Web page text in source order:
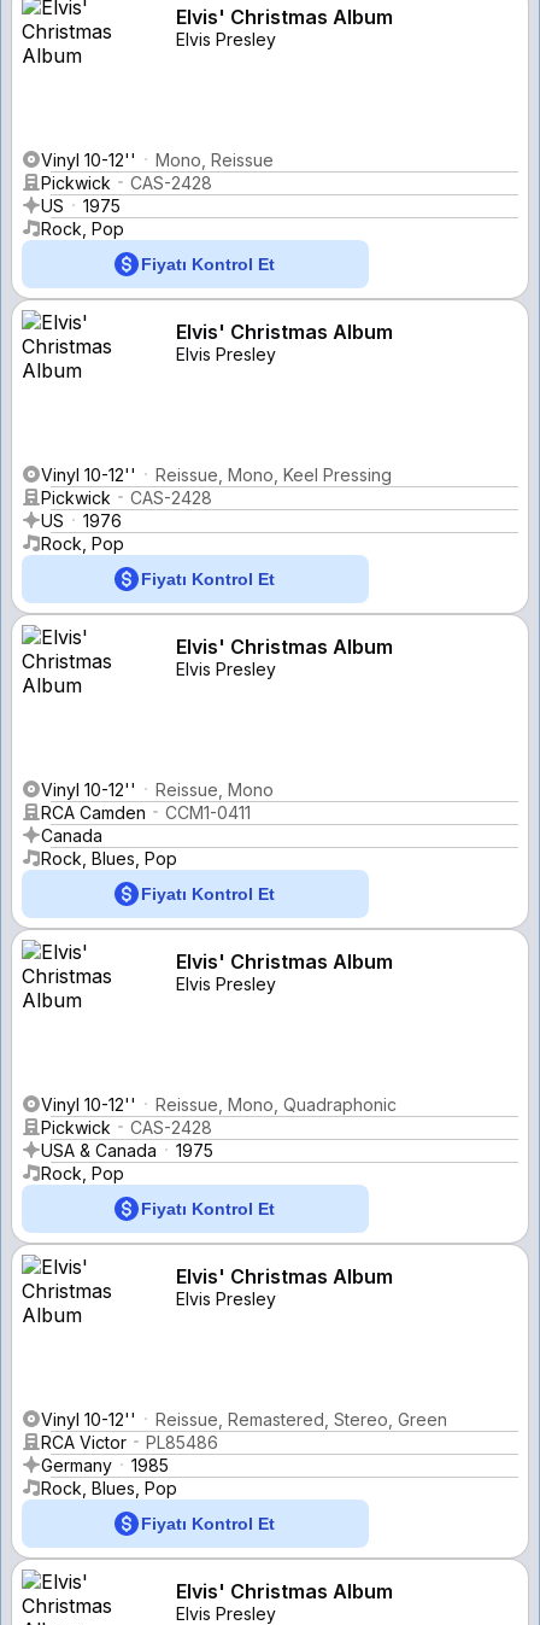
Elvis' Christmas Album
Elvis Presley
Vinyl 10-12''
Mono, Reissue
Pickwick
CAS-2428
US
1975
Rock, Pop
Fiyatı Kontrol Et
Elvis' Christmas Album
Elvis Presley
Vinyl 10-12''
Reissue, Mono, Keel Pressing
Pickwick
CAS-2428
US
1976
Rock, Pop
Fiyatı Kontrol Et
Elvis' Christmas Album
Elvis Presley
Vinyl 10-12''
Reissue, Mono
RCA Camden
CCM1-0411
Canada
Rock, Blues, Pop
Fiyatı Kontrol Et
Elvis' Christmas Album
Elvis Presley
Vinyl 10-12''
Reissue, Mono, Quadraphonic
Pickwick
CAS-2428
USA & Canada
1975
Rock, Pop
Fiyatı Kontrol Et
Elvis' Christmas Album
Elvis Presley
Vinyl 10-12''
Reissue, Remastered, Stereo, Green
RCA Victor
PL85486
Germany
1985
Rock, Blues, Pop
Fiyatı Kontrol Et
Elvis' Christmas Album
Elvis Presley